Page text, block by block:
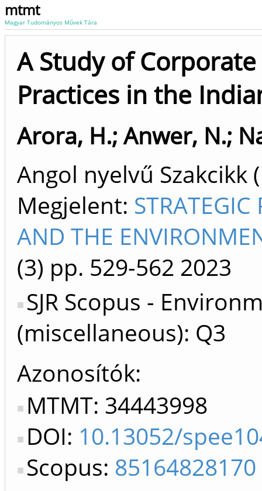
mtmt
Magyar Tudományos Művek Tára
A Study of
Practices in the
Arora, H.;Anwer, N.;
Angol nyelvű
Megjelent:
AND THE
(3) pp. 529-562 2023
SJR Scopus -
(miscellaneous): Q3
Azonosítók
MTMT: 34443998
DOI: 10.13052/
Scopus: 85164828170